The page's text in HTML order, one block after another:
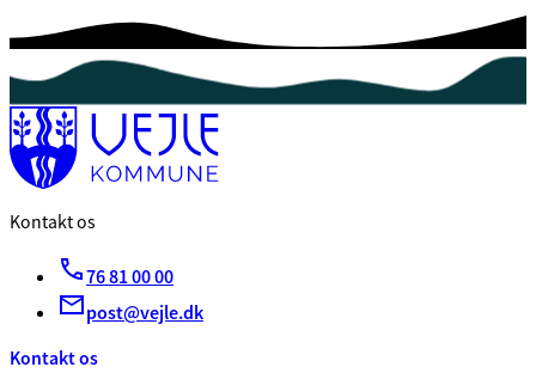
Kontakt os
76 81 00 00
post@vejle.dk
Kontakt os